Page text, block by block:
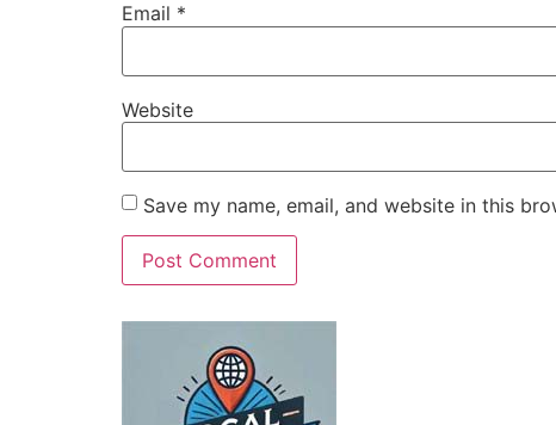
Email *
Website
Save my name, email, and website in this